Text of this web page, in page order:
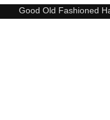
Good Old Fashioned